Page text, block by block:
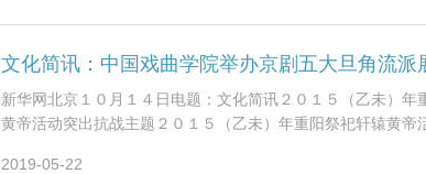
文化简讯：中国戏曲学院举办京剧五大旦角流派
新华网北京１０月１４日电题：文化简讯２０１５（乙未）年
黄帝活动突出抗战主题２０１５（乙未）年重阳祭祀轩辕黄帝
2019-05-22